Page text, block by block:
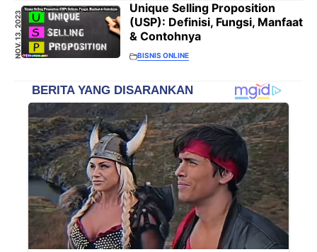
NOV. 13, 2023
Unique Selling Proposition
(USP): Definisi, Fungsi, Manfaat
& Contohnya
BISNIS ONLINE